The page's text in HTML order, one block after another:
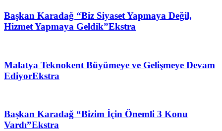
Başkan Karadağ “Biz Siyaset Yapmaya Değil,
Hizmet Yapmaya Geldik”Ekstra
Malatya Teknokent Büyümeye ve Gelişmeye Devam
EdiyorEkstra
Başkan Karadağ “Bizim İçin Önemli 3 Konu
Vardı”Ekstra